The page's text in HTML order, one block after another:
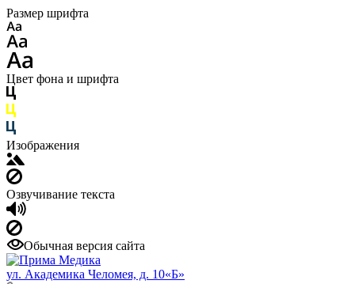
Размер шрифта
Цвет фона и шрифта
Изображения
Озвучивание текста
Обычная версия сайта
ул. Академика Челомея, д. 10«Б»